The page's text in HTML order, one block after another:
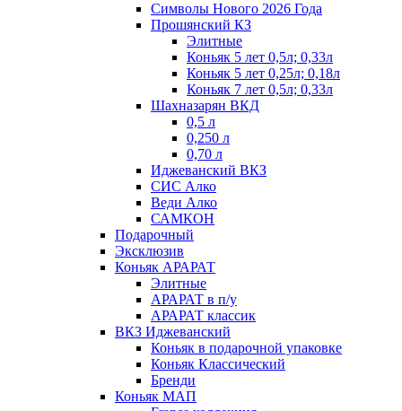
Символы Нового 2026 Года
Прошянский КЗ
Элитные
Коньяк 5 лет 0,5л; 0,33л
Коньяк 5 лет 0,25л; 0,18л
Коньяк 7 лет 0,5л; 0,33л
Шахназарян ВКД
0,5 л
0,250 л
0,70 л
Иджеванский ВКЗ
СИС Алко
Веди Алко
САМКОН
Подарочный
Эксклюзив
Коньяк АРАРАТ
Элитные
АРАРАТ в п/у
АРАРАТ классик
ВКЗ Иджеванский
Коньяк в подарочной упаковке
Коньяк Классический
Бренди
Коньяк МАП